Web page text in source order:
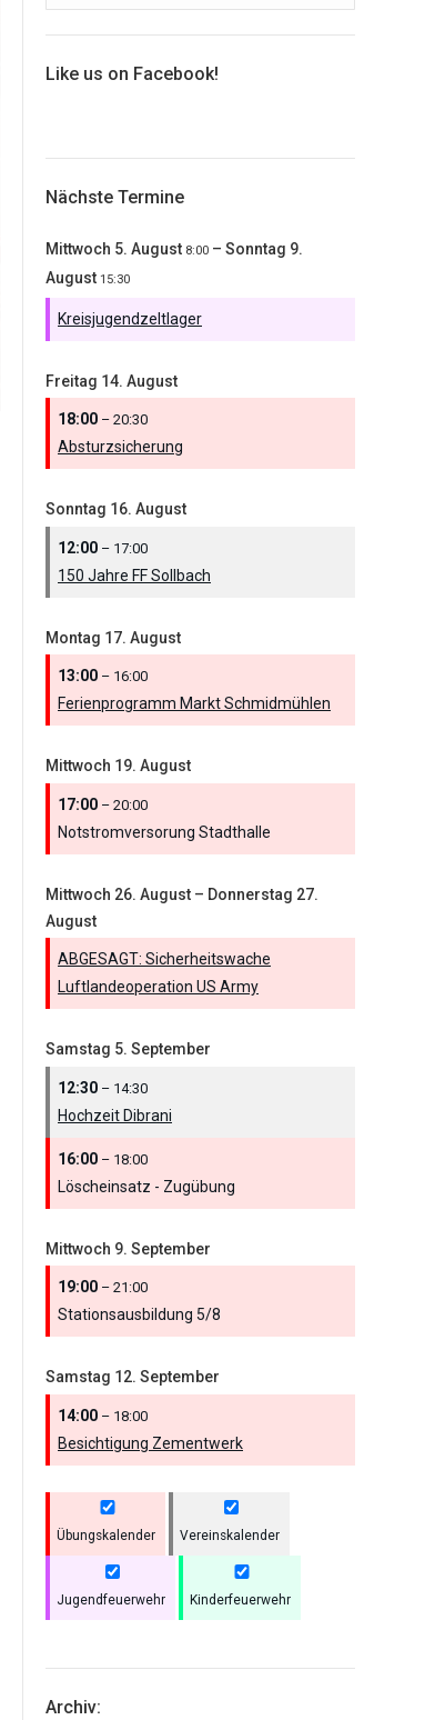
Like us on Facebook!
Nächste Termine
Mittwoch 5. August 8:00 – Sonntag 9.
August 15:30
Kreisjugendzeltlager
Freitag 14. August
18:00 – 20:30
Absturzsicherung
Sonntag 16. August
12:00 – 17:00
150 Jahre FF Sollbach
Montag 17. August
13:00 – 16:00
Ferienprogramm Markt Schmidmühlen
Mittwoch 19. August
17:00 – 20:00
Notstromversorung Stadthalle
Mittwoch 26. August – Donnerstag 27.
August
ABGESAGT: Sicherheitswache
Luftlandeoperation US Army
Samstag 5. September
12:30 – 14:30
Hochzeit Dibrani
16:00 – 18:00
Löscheinsatz - Zugübung
Mittwoch 9. September
19:00 – 21:00
Stationsausbildung 5/8
Samstag 12. September
14:00 – 18:00
Besichtigung Zementwerk
Übungskalender Vereinskalender
Jugendfeuerwehr Kinderfeuerwehr
Archiv: